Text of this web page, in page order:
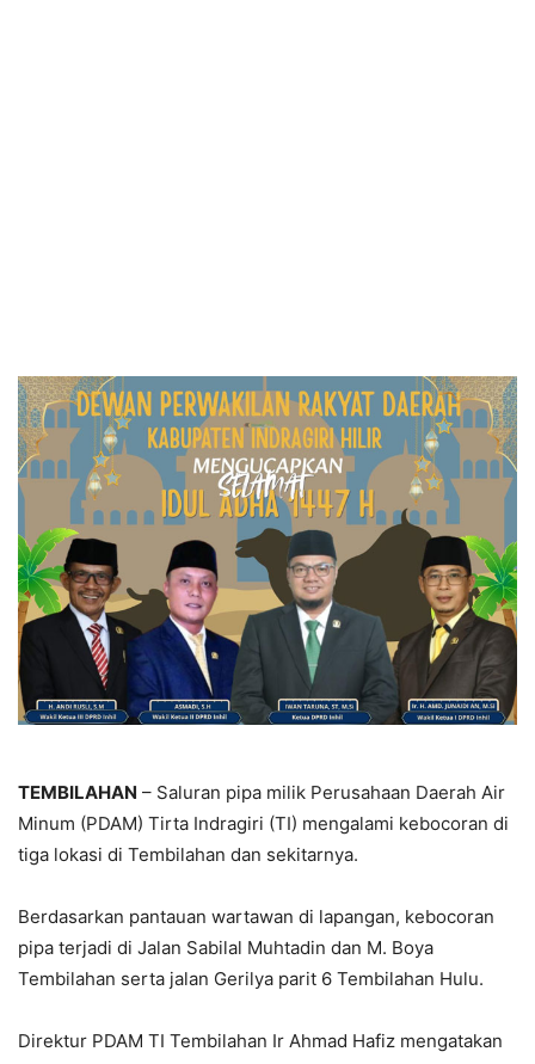
TEMBILAHAN – Saluran pipa milik Perusahaan Daerah Air
Minum (PDAM) Tirta Indragiri (TI) mengalami kebocoran di
tiga lokasi di Tembilahan dan sekitarnya.
Berdasarkan pantauan wartawan di lapangan, kebocoran
pipa terjadi di Jalan Sabilal Muhtadin dan M. Boya
Tembilahan serta jalan Gerilya parit 6 Tembilahan Hulu.
Direktur PDAM TI Tembilahan Ir Ahmad Hafiz mengatakan